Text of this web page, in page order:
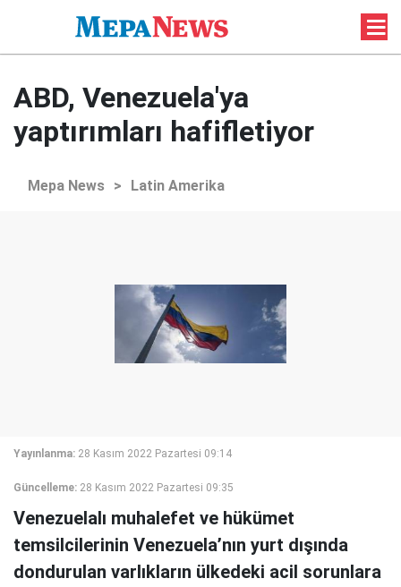
ABD, Venezuela'ya
yaptırımları hafifletiyor
Mepa News > Latin Amerika
Yayınlanma: 28 Kasım 2022 Pazartesi 09:14
Güncelleme: 28 Kasım 2022 Pazartesi 09:35
Venezuelalı muhalefet ve hükümet
temsilcilerinin Venezuela’nın yurt dışında
dondurulan varlıkların ülkedeki acil sorunlara